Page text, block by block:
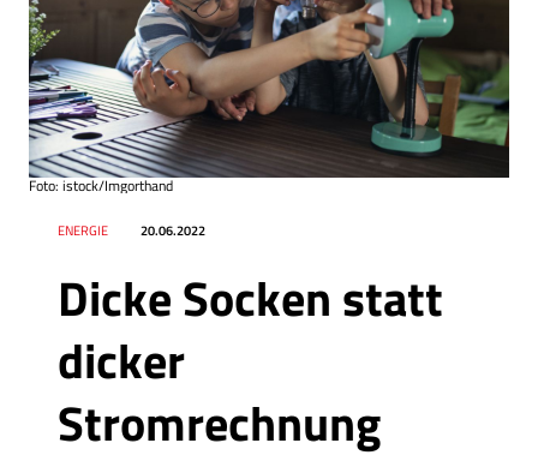
Dicke Socken statt
dicker
Stromrechnung
Datum 20.06.2022
RessortENERGIE
Foto: istock/Imgorthand